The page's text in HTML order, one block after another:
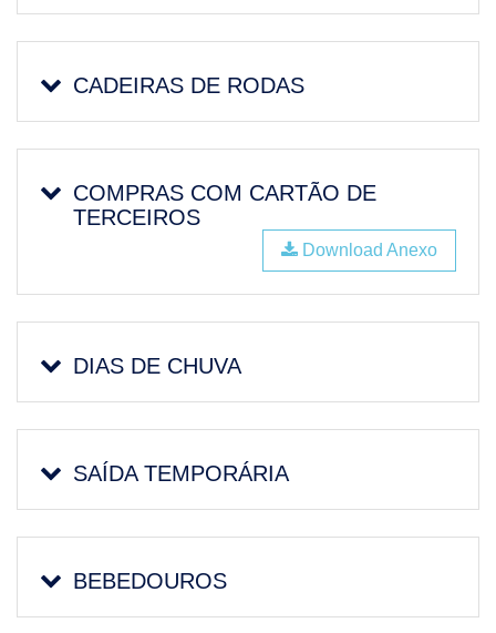
CADEIRAS DE RODAS
COMPRAS COM CARTÃO DE
TERCEIROS
Download Anexo
DIAS DE CHUVA
SAÍDA TEMPORÁRIA
BEBEDOUROS